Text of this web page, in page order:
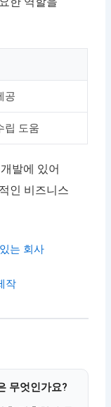
공
립 도움
발에 있어
인 비즈니스
무엇인가요?